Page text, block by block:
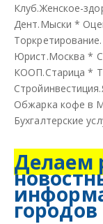
Клуб.Женское-
Дент.Мыски *
Юрист.Москва *
КООП.Старица *
Обжарка кофе в
Бухгалтерские
Делаем